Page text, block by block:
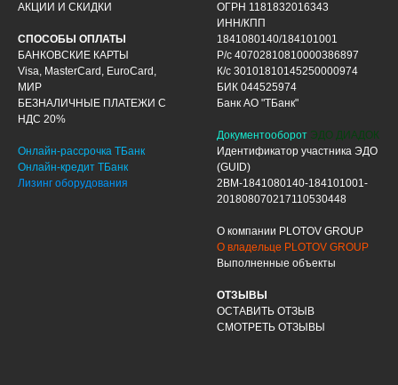
АКЦИИ И СКИДКИ
СПОСОБЫ ОПЛАТЫ
БАНКОВСКИЕ КАРТЫ
Visa, MasterCard, EuroCard,
МИР
БЕЗНАЛИЧНЫЕ ПЛАТЕЖИ С
НДС 20%
Онлайн-рассрочка ТБанк
Онлайн-кредит ТБанк
Лизинг оборудования
ОГРН 1181832016343
ИНН/КПП
1841080140/184101001
Р/с 40702810810000386897
К/с 30101810145250000974
БИК 044525974
Банк АО "ТБанк"
Документооборот ЭДО ДИАДОК
Идентификатор участника ЭДО
(GUID)
2BM-1841080140-184101001-
201808070217110530448
О компании PLOTOV GROUP
О владельце PLOTOV GROUP
Выполненные объекты
ОТЗЫВЫ
ОСТАВИТЬ ОТЗЫВ
СМОТРЕТЬ ОТЗЫВЫ